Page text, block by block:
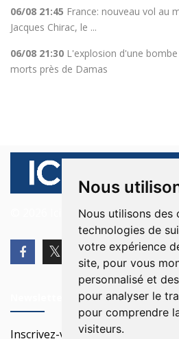
Nous
Nous utilisons des
technologies de
votre expérience
site, pour vous
personnalisé et
pour analyser le
pour comprendre
visiteurs.
06/08 21:45 France: nouveau vol au
Jacques Chirac, le ...
06/08 21:30 L'explosion d'une
morts près de Damas
© 2026 Ici Beyrouth. Tous les
Inscrivez-vous à notre Newsletter